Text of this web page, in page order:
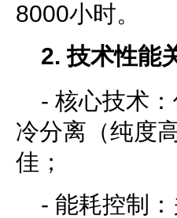
8000小时。
2. 技术性能
- 核心技术
冷分离（纯度
佳；
- 能耗控制